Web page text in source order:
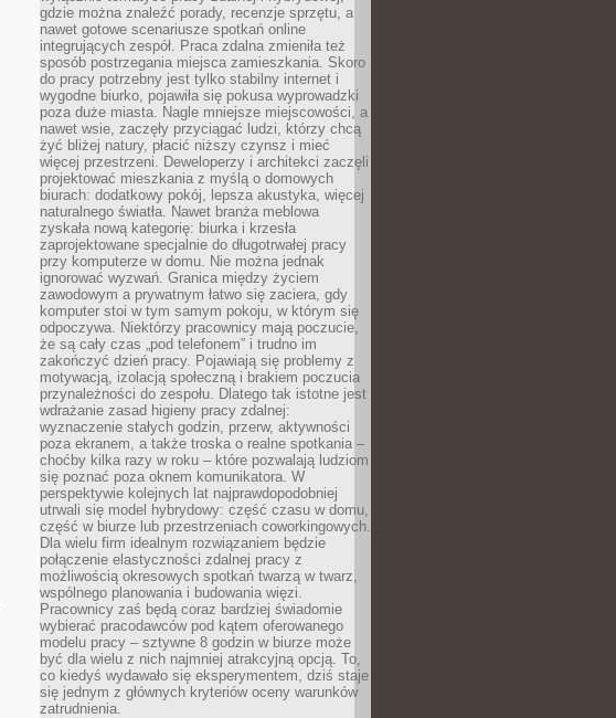
gdzie można znaleźć porady, recenzje sprzętu, a
nawet gotowe scenariusze spotkań online
integrujących zespół. Praca zdalna zmieniła też
sposób postrzegania miejsca zamieszkania. Skoro
do pracy potrzebny jest tylko stabilny internet i
wygodne biurko, pojawiła się pokusa wyprowadzki
poza duże miasta. Nagle mniejsze miejscowości, a
nawet wsie, zaczęły przyciągać ludzi, którzy chcą
żyć bliżej natury, płacić niższy czynsz i mieć
więcej przestrzeni. Deweloperzy i architekci zaczęli
projektować mieszkania z myślą o domowych
biurach: dodatkowy pokój, lepsza akustyka, więcej
naturalnego światła. Nawet branża meblowa
zyskała nową kategorię: biurka i krzesła
zaprojektowane specjalnie do długotrwałej pracy
przy komputerze w domu. Nie można jednak
ignorować wyzwań. Granica między życiem
zawodowym a prywatnym łatwo się zaciera, gdy
komputer stoi w tym samym pokoju, w którym się
odpoczywa. Niektórzy pracownicy mają poczucie,
że są cały czas „pod telefonem” i trudno im
zakończyć dzień pracy. Pojawiają się problemy z
motywacją, izolacją społeczną i brakiem poczucia
przynależności do zespołu. Dlatego tak istotne jest
wdrażanie zasad higieny pracy zdalnej:
wyznaczenie stałych godzin, przerw, aktywności
poza ekranem, a także troska o realne spotkania –
choćby kilka razy w roku – które pozwalają ludziom
się poznać poza oknem komunikatora. W
perspektywie kolejnych lat najprawdopodobniej
utrwali się model hybrydowy: część czasu w domu,
część w biurze lub przestrzeniach coworkingowych.
Dla wielu firm idealnym rozwiązaniem będzie
połączenie elastyczności zdalnej pracy z
możliwością okresowych spotkań twarzą w twarz,
wspólnego planowania i budowania więzi.
Pracownicy zaś będą coraz bardziej świadomie
wybierać pracodawców pod kątem oferowanego
modelu pracy – sztywne 8 godzin w biurze może
być dla wielu z nich najmniej atrakcyjną opcją. To,
co kiedyś wydawało się eksperymentem, dziś staje
się jednym z głównych kryteriów oceny warunków
zatrudnienia.